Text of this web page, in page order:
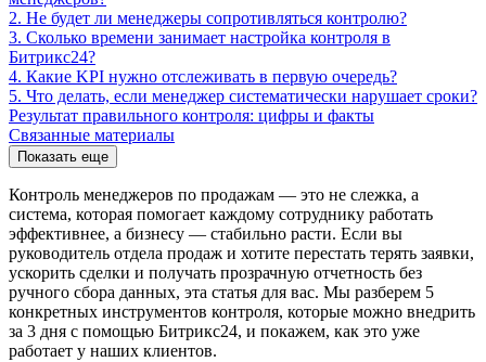
2. Не будет ли менеджеры сопротивляться контролю?
3. Сколько времени занимает настройка контроля в
Битрикс24?
4. Какие KPI нужно отслеживать в первую очередь?
5. Что делать, если менеджер систематически нарушает сроки?
Результат правильного контроля: цифры и факты
Связанные материалы
Показать еще
Контроль менеджеров по продажам — это не слежка, а
система, которая помогает каждому сотруднику работать
эффективнее, а бизнесу — стабильно расти. Если вы
руководитель отдела продаж и хотите перестать терять заявки,
ускорить сделки и получать прозрачную отчетность без
ручного сбора данных, эта статья для вас. Мы разберем 5
конкретных инструментов контроля, которые можно внедрить
за 3 дня с помощью Битрикс24, и покажем, как это уже
работает у наших клиентов.